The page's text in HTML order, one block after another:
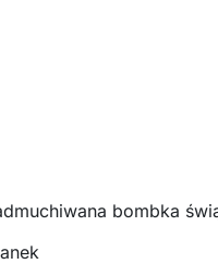
bombka